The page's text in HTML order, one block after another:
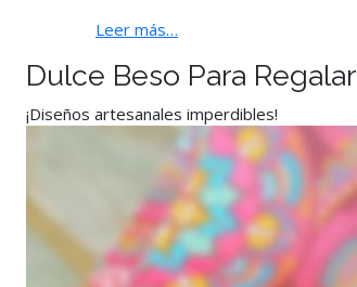
Leer más…
Dulce Beso Para Regalar
¡Diseños artesanales imperdibles!